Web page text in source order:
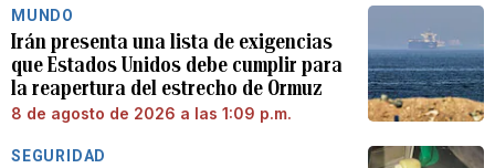
MUNDO
Irán presenta una lista de exigencias
que Estados Unidos debe cumplir para
la reapertura del estrecho de Ormuz
8 de agosto de 2026 a las 1:09 p.m.
SEGURIDAD